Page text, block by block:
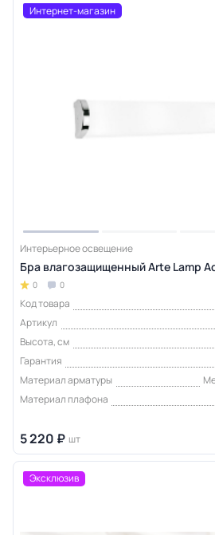
Интернет-магазин
Интерьерное освещение
Бра влагозащищенный Arte Lamp
0 0
Код товара
Артикул
Высота, см
Гарантия
Материал арматуры
Материал плафона
5 220 ₽ шт
Эксклюзив